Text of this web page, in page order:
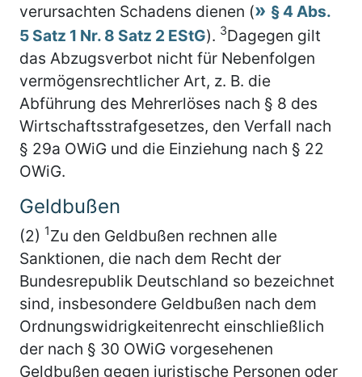
verursachten Schadens dienen (
§ 4 Abs.
5 Satz 1 Nr. 8 Satz 2 EStG). 3Dagegen gilt
das Abzugsverbot nicht für Nebenfolgen
vermögensrechtlicher Art, z. B. die
Abführung des Mehrerlöses nach § 8 des
Wirtschaftsstrafgesetzes, den Verfall nach
§ 29a OWiG und die Einziehung nach § 22
OWiG.
Geldbußen
(2) 1Zu den Geldbußen rechnen alle
Sanktionen, die nach dem Recht der
Bundesrepublik Deutschland so bezeichnet
sind, insbesondere Geldbußen nach dem
Ordnungswidrigkeitenrecht einschließlich
der nach § 30 OWiG vorgesehenen
Geldbußen gegen juristische Personen oder